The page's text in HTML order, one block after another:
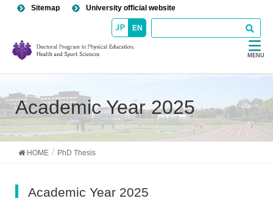
Sitemap University official website
EN
MENU
Academic Year 2025
HOME PhD Thesis
Academic Year 2025